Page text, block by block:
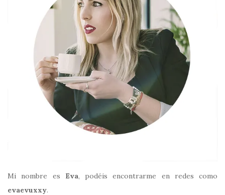
Mi nombre es Eva, podéis encontrarme en redes como
evaevuxxy.